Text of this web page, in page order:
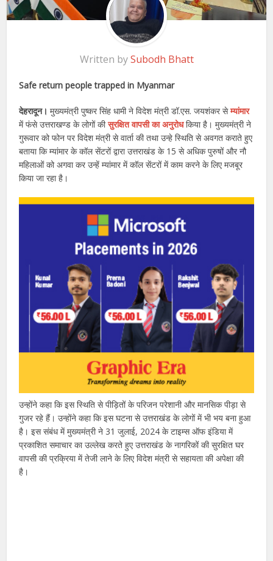
Written bySubodh Bhatt
Safe return people trapped in Myanmar
देहरादून। मुख्यमंत्री पुष्कर सिंह धामी ने विदेश मंत्री डॉ.एस. जयशंकर सेम्यांमार
में फंसे उत्तराखण्ड के लोगों कीसुरक्षित वापसी का अनुरोधकिया है। मुख्यमंत्री ने
गुरूवार को फोन पर विदेश मंत्री से वार्ता की तथा उन्हे स्थिति से अवगत कराते हुए
बताया कि म्यांमार के कॉल सेंटरों द्वारा उत्तराखंड के 15 से अधिक पुरुषों और नौ
महिलाओं को अगवा कर उन्हें म्यांमार में कॉल सेंटरों में काम करने के लिए मजबूर
किया जा रहा है।
उन्होंने कहा कि इस स्थिति से पीड़ितों के परिजन परेशानी और मानसिक पीड़ा से
गुजर रहे हैं। उन्होंने कहा कि इस घटना से उत्तराखंड के लोगों में भी भय बना हुआ
है। इस संबंध में मुख्यमंत्री ने 31 जुलाई, 2024 के टाइम्स ऑफ इंडिया में
प्रकाशित समाचार का उल्लेख करते हुए उत्तराखंड के नागरिकों की सुरक्षित घर
वापसी की प्रक्रिया में तेजी लाने के लिए विदेश मंत्री से सहायता की अपेक्षा की
है।